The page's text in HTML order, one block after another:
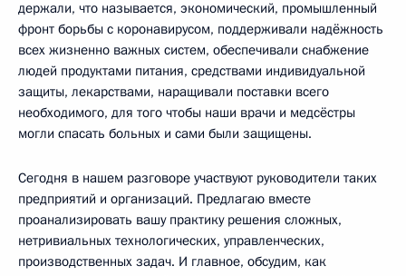
держали, что называется, экономический, промышленный
фронт борьбы с коронавирусом, поддерживали надёжность
всех жизненно важных систем, обеспечивали снабжение
людей продуктами питания, средствами индивидуальной
защиты, лекарствами, наращивали поставки всего
необходимого, для того чтобы наши врачи и медсёстры
могли спасать больных и сами были защищены.
Сегодня в нашем разговоре участвуют руководители таких
предприятий и организаций. Предлагаю вместе
проанализировать вашу практику решения сложных,
нетривиальных технологических, управленческих,
производственных задач. И главное, обсудим, как